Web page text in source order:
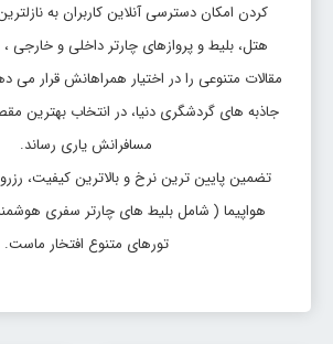
کردن امکان دسترسی آنلاین کاربران به
هتل، بلیط و پروازهای چارتر داخلی و خارجی ،
مقالات متنوعی را در اختیار همراهانش قرار می
جاذبه های گردشگری دنیا، در انتخاب بهترین
مسافرانش یاری رساند.
تضمین پایین ترین نرخ و بالاترین کیفیت،
هواپیما ( شامل بلیط های چارتر سفری
تورهای متنوع افتخار ماست.